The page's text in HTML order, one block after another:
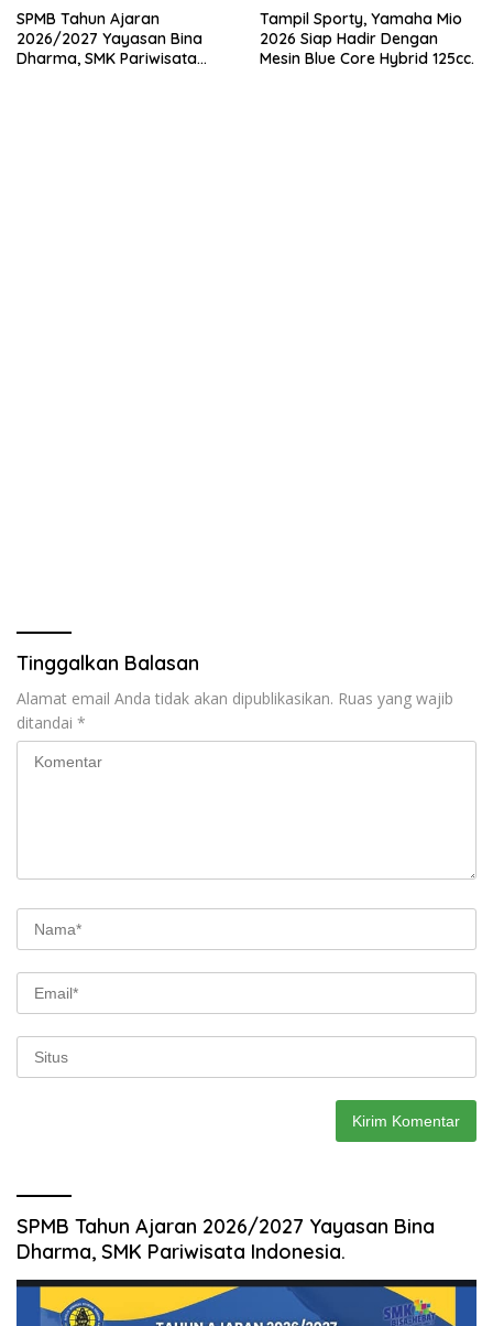
SPMB Tahun Ajaran
2026/2027 Yayasan Bina
Dharma, SMK Pariwisata
Tampil Sporty, Yamaha Mio
2026 Siap Hadir Dengan
Mesin Blue Core Hybrid 125cc.
Tinggalkan Balasan
Alamat email Anda tidak akan dipublikasikan. Ruas yang wajib
ditandai *
SPMB Tahun Ajaran 2026/2027 Yayasan Bina
Dharma, SMK Pariwisata Indonesia.